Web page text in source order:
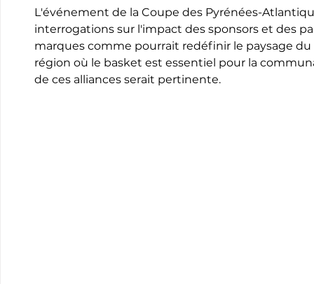
L'événement de la Coupe des Pyrénées-
interrogations sur l'impact des sponsors et des
marques comme pourrait redéfinir le paysage
région où le basket est essentiel pour la
de ces alliances serait pertinente.